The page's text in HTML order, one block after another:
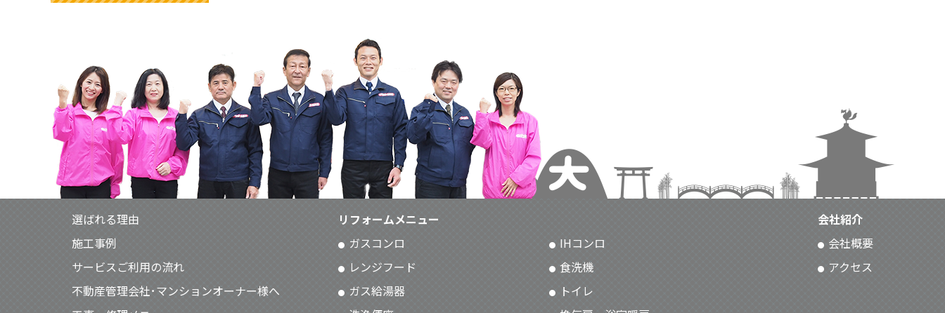
選ばれる理由
施工事例
サービスご利用の流れ
不動産管理会社･マンションオーナー様へ
リフォームメニュー
ガスコンロ
IHコンロ
レンジフード
食洗機
ガス給湯器
トイレ
会社紹介
会社概要
アクセス